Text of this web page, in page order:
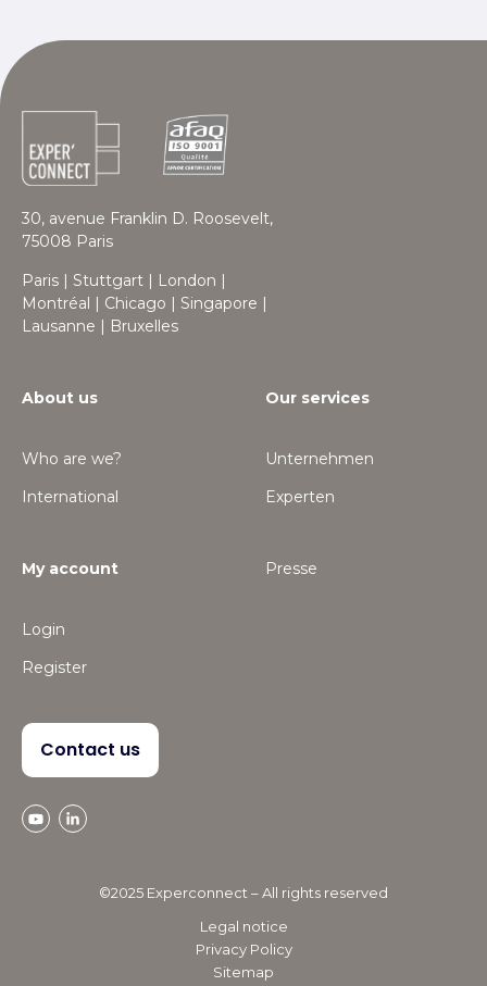
30, avenue Franklin D. Roosevelt,
75008 Paris
Paris | Stuttgart | London |
Montréal | Chicago | Singapore |
Lausanne | Bruxelles
About us
Who are we?
International
Our services
Unternehmen
Experten
My account
Login
Register
Presse
Contact us
©2025 Experconnect – All rights reserved
Legal notice
Privacy Policy
Sitemap